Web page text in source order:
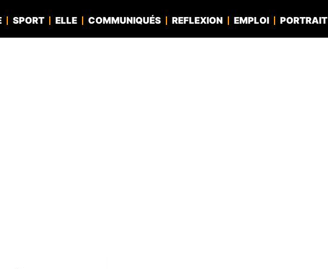
SPORT ELLE COMMUNIQUÉS REFLEXION EMPLOI PORTRAIT